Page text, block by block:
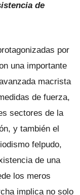
de
por
una importante
macrista
de fuerza,
sectores de la
y también el
felpudo,
de una
los meros
implica no solo